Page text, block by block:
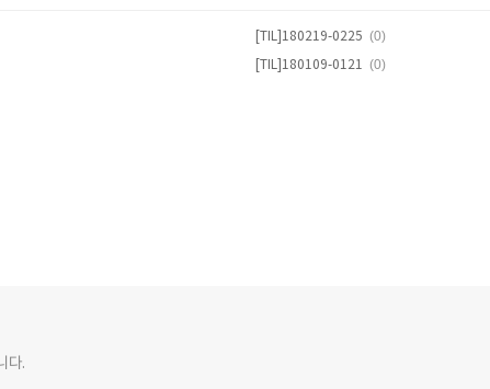
[TIL]180219-0225 (0)
[TIL]180109-0121 (0)
다.